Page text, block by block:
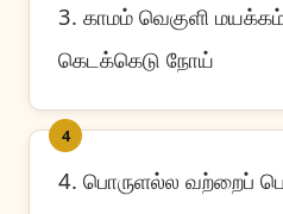
3. காமம் வெகுளி
கெடக்கெடு நோய்
4
4. பொருளல்ல வற்றைப்